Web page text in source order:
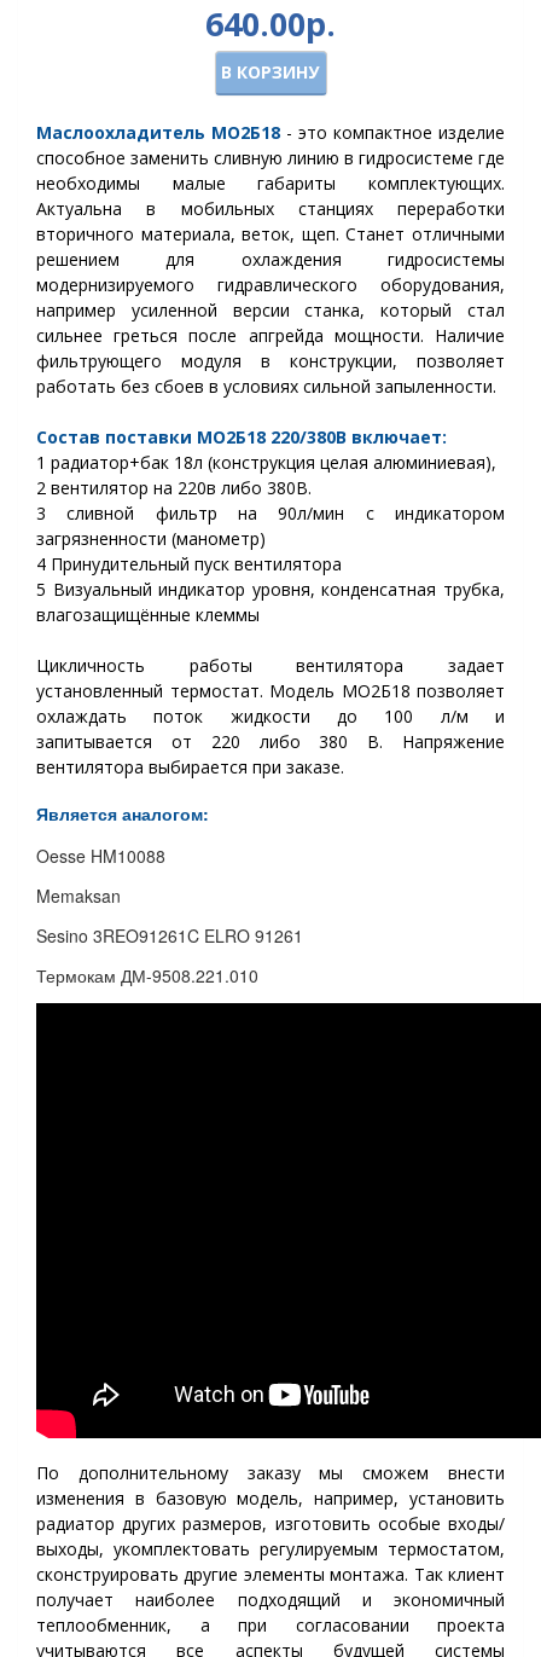
640.00р.
В КОРЗИНУ
Маслоохладитель МО2Б18 - это компактное изделие
способное заменить сливную линию в гидросистеме где
необходимы малые габариты комплектующих.
Актуальна в мобильных станциях переработки
вторичного материала, веток, щеп.Станет отличными
решением для охлаждения гидросистемы
модернизируемого гидравлического оборудования,
например усиленной версии станка, который стал
сильнее греться после апгрейда мощности. Наличие
фильтрующего модуля в конструкции, позволяет
работать без сбоев в условиях сильной запыленности.
Состав поставки МО2Б18 220/380В включает:
1 радиатор+бак 18л (конструкция целая алюминиевая),
2 вентилятор на 220в либо 380В.
3 сливной фильтр на 90л/мин с индикатором
загрязненности (манометр)
4 Принудительный пуск вентилятора
5 Визуальный индикатор уровня, конденсатная трубка,
влагозащищённые клеммы
Цикличность работы вентилятора задает
установленный термостат. Модель МО2Б18 позволяет
охлаждать поток жидкости до 100 л/м и
запитывается от 220 либо 380 В. Напряжение
вентилятора выбирается при заказе.
Является аналогом:
Oesse HM10088
Memaksan
Sesino 3REO91261C ELRO 91261
Термокам ДМ-9508.221.010
По дополнительному заказу мы сможем внести
изменения в базовую модель, например, установить
радиатор других размеров, изготовить особые входы/
выходы, укомплектовать регулируемым термостатом,
сконструировать другие элементы монтажа. Так клиент
получает наиболее подходящий и экономичный
теплообменник, а при согласовании проекта
учитываются все аспекты будущей системы